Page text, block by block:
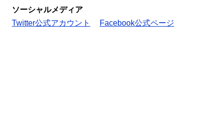
ソーシャルメディア
Twitter公式アカウント
Facebook公式ページ